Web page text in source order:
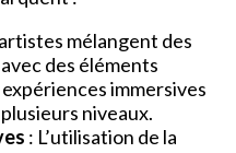
mélangent des
des éléments
immersives
niveaux.
: L’utilisation de la